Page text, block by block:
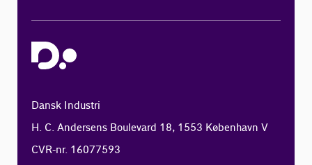
Dansk Industri
H. C. Andersens Boulevard 18, 1553 København V
CVR-nr. 16077593